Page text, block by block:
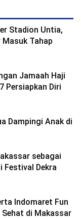
Stadion Untia,
Tahap
Jamaah Haji
Persiapkan Diri
Dampingi Anak di
sebagai
Festival Dekra
Indomaret Fun
Sehat di Makassar